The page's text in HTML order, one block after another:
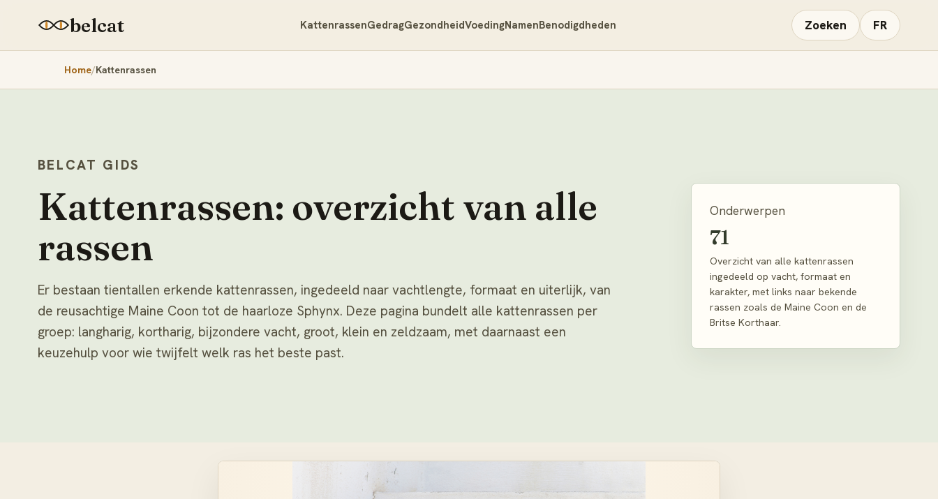
belcat KattenrassenGedragGezondheidVoedingNamenBenodigdheden Zoeken FR
Home Kattenrassen
BELCAT GIDS
Kattenrassen: overzicht van alle
rassen
Er bestaan tientallen erkende kattenrassen, ingedeeld naar vachtlengte, formaat en uiterlijk, van
de reusachtige Maine Coon tot de haarloze Sphynx. Deze pagina bundelt alle kattenrassen per
groep: langharig, kortharig, bijzondere vacht, groot, klein en zeldzaam, met daarnaast een
keuzehulp voor wie twijfelt welk ras het beste past.
Onderwerpen
71
Overzicht van alle kattenrassen
ingedeeld op vacht, formaat en
karakter, met links naar bekende
rassen zoals de Maine Coon en de
Britse Korthaar.